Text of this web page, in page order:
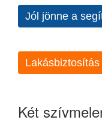
Jól jönne a
Két